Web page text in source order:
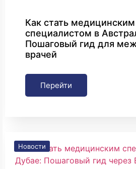
Как стать медицинским
специалистом в
Пошаговый гид для
врачей
Перейти
Новости